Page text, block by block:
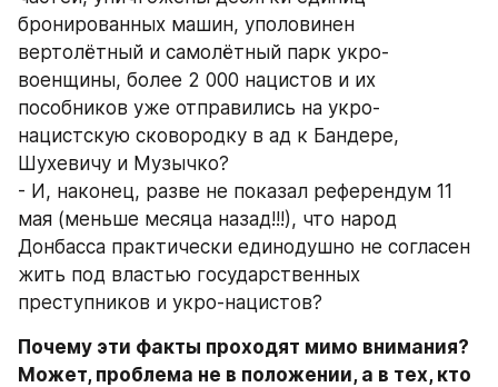
бронированных машин, уполовинен
вертолётный и самолётный парк укро-
военщины, более 2 000 нацистов и их
пособников уже отправились на укро-
нацистскую сковородку в ад к Бандере,
Шухевичу и Музычко?
- И, наконец, разве не показал референдум 11
мая (меньше месяца назад!!!), что народ
Донбасса практически единодушно не согласен
жить под властью государственных
преступников и укро-нацистов?
Почему эти факты проходят мимо внимания?
Может, проблема не в положении, а в тех, кто